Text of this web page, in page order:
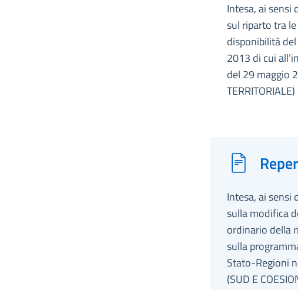
Intesa, ai sensi
sul riparto tra
disponibilità
2013 di cui
del 29 maggio
TERRITORIALE)
Intesa, ai sensi
sulla modifica
ordinario della
sulla
Stato-Regioni
(SUD E